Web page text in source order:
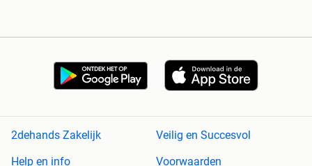
2dehands Zakelijk
Veilig en Succesvol
Help en info
Voorwaarden